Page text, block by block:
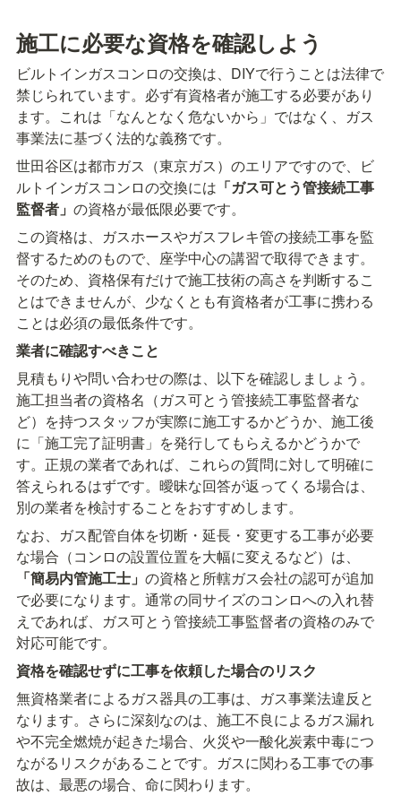
施工に必要な資格を確認しよう
ビルトインガスコンロの交換は、DIYで行うことは法律で
禁じられています。必ず有資格者が施工する必要があり
ます。これは「なんとなく危ないから」ではなく、ガス
事業法に基づく法的な義務です。
世田谷区は都市ガス（東京ガス）のエリアですので、ビ
ルトインガスコンロの交換には 「ガス可とう管接続工事
監督者」 の資格が最低限必要です。
この資格は、ガスホースやガスフレキ管の接続工事を監
督するためのもので、座学中心の講習で取得できます。
そのため、資格保有だけで施工技術の高さを判断するこ
とはできませんが、少なくとも有資格者が工事に携わる
ことは必須の最低条件です。
業者に確認すべきこと
見積もりや問い合わせの際は、以下を確認しましょう。
施工担当者の資格名（ガス可とう管接続工事監督者な
ど）を持つスタッフが実際に施工するかどうか、施工後
に「施工完了証明書」を発行してもらえるかどうかで
す。正規の業者であれば、これらの質問に対して明確に
答えられるはずです。曖昧な回答が返ってくる場合は、
別の業者を検討することをおすすめします。
なお、ガス配管自体を切断・延長・変更する工事が必要
な場合（コンロの設置位置を大幅に変えるなど）は、
「簡易内管施工士」 の資格と所轄ガス会社の認可が追加
で必要になります。通常の同サイズのコンロへの入れ替
えであれば、ガス可とう管接続工事監督者の資格のみで
対応可能です。
資格を確認せずに工事を依頼した場合のリスク
無資格業者によるガス器具の工事は、ガス事業法違反と
なります。さらに深刻なのは、施工不良によるガス漏れ
や不完全燃焼が起きた場合、火災や一酸化炭素中毒につ
ながるリスクがあることです。ガスに関わる工事での事
故は、最悪の場合、命に関わります。